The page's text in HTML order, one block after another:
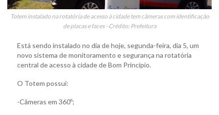
Totem instalado na rotatória de acesso à cidade tem câmeras com identificação
de placas e faces - Crédito: Prefeitura
Está sendo instalado no dia de hoje, segunda-feira, dia 5, um
novo sistema de monitoramento e segurança na rotatória
central de acesso à cidade de Bom Princípio.
O Totem possui:
-Câmeras em 360º;